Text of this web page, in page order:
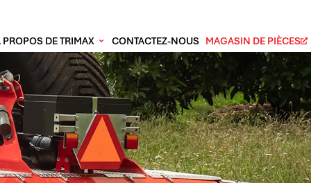
PROPOS DE TRIMAX CONTACTEZ-NOUS MAGASIN DE PIÈCES